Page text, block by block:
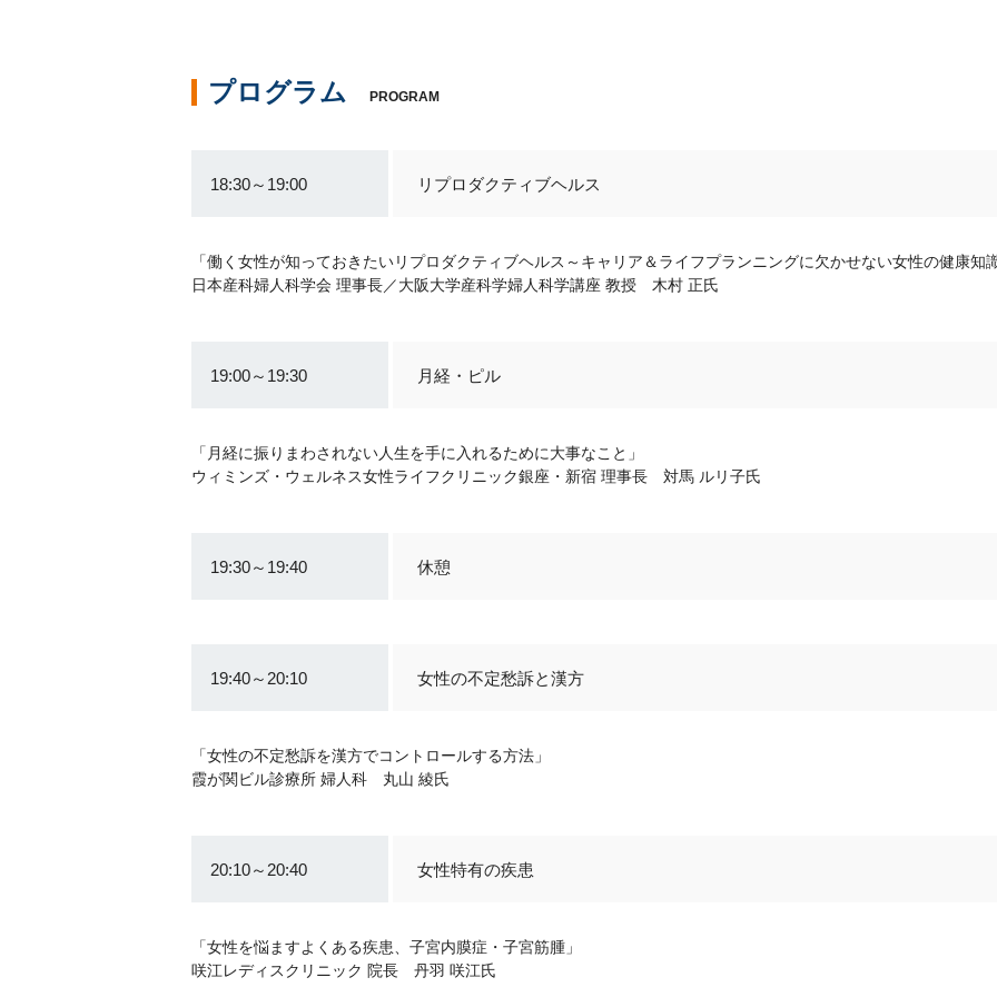
プログラム PROGRAM
18:30～19:00 リプロダクティブヘルス
「働く女性が知っておきたいリプロダクティブヘルス～キャリア＆ライフプランニングに欠かせない女性の健康知
日本産科婦人科学会 理事長／大阪大学産科学婦人科学講座 教授 木村 正氏
19:00～19:30 月経・ピル
「月経に振りまわされない人生を手に入れるために大事なこと」
ウィミンズ・ウェルネス女性ライフクリニック銀座・新宿 理事長 対馬 ルリ子氏
19:30～19:40 休憩
19:40～20:10 女性の不定愁訴と漢方
「女性の不定愁訴を漢方でコントロールする方法」
霞が関ビル診療所 婦人科 丸山 綾氏
20:10～20:40 女性特有の疾患
「女性を悩ますよくある疾患、子宮内膜症・子宮筋腫」
咲江レディスクリニック 院長 丹羽 咲江氏